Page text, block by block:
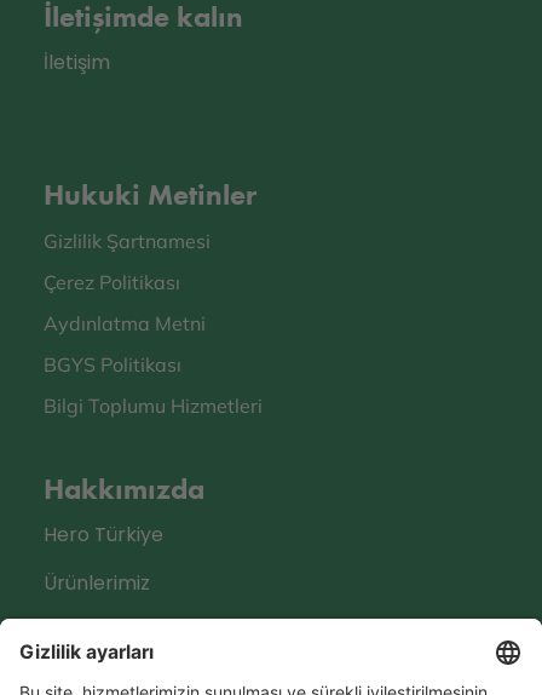
İletişimde kalın
İletişim
Hukuki Metinler
Gizlilik Şartnamesi
Çerez Politikası
Aydınlatma Metni
BGYS Politikası
Bilgi Toplumu Hizmetleri
Hakkımızda
Hero Türkiye
Ürünlerimiz